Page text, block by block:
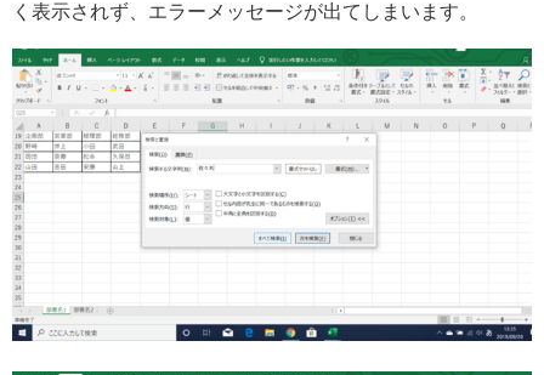
く表示されず、エラーメッセージが出てしまいます。